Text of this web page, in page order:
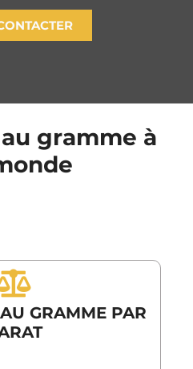
gramme à
GRAMME PAR